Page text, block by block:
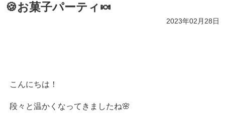
🍪お菓子パーティ🍬
2023年02月28日
こんにちは！
段々と温かくなってきましたね🌸